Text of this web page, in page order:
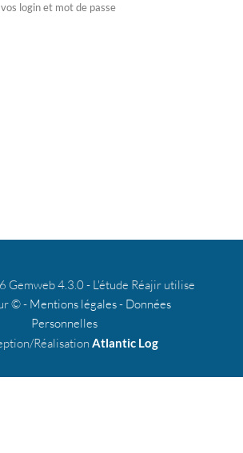
login et mot de passe
4.3.0 - L'étude Réajir utilise
© - Mentions légales- Données
Personnelles
Réalisation Atlantic Log